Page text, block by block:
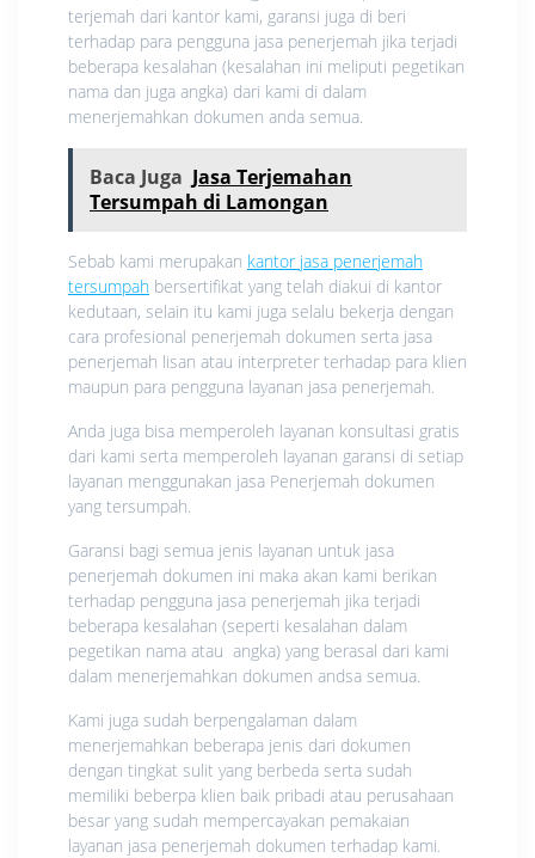
terjemah dari kantor kami, garansi juga di beri
terhadap para pengguna jasa penerjemah jika terjadi
beberapa kesalahan (kesalahan ini meliputi pegetikan
nama dan juga angka) dari kami di dalam
menerjemahkan dokumen anda semua.
Baca Juga Jasa Terjemahan
Tersumpah di Lamongan
Sebab kami merupakan kantor jasa penerjemah
tersumpah bersertifikat yang telah diakui di kantor
kedutaan, selain itu kami juga selalu bekerja dengan
cara profesional penerjemah dokumen serta jasa
penerjemah lisan atau interpreter terhadap para klien
maupun para pengguna layanan jasa penerjemah.
Anda juga bisa memperoleh layanan konsultasi gratis
dari kami serta memperoleh layanan garansi di setiap
layanan menggunakan jasa Penerjemah dokumen
yang tersumpah.
Garansi bagi semua jenis layanan untuk jasa
penerjemah dokumen ini maka akan kami berikan
terhadap pengguna jasa penerjemah jika terjadi
beberapa kesalahan (seperti kesalahan dalam
pegetikan nama atau angka) yang berasal dari kami
dalam menerjemahkan dokumen andsa semua.
Kami juga sudah berpengalaman dalam
menerjemahkan beberapa jenis dari dokumen
dengan tingkat sulit yang berbeda serta sudah
memiliki beberpa klien baik pribadi atau perusahaan
besar yang sudah mempercayakan pemakaian
layanan jasa penerjemah dokumen terhadap kami.